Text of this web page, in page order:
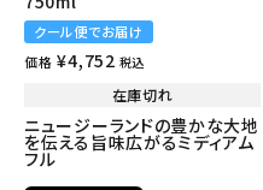
クール便でお届け
価格 ¥4,752 税込
在庫切れ
ニュージーランドの豊かな大地
を伝える旨味広がるミディアム
フル